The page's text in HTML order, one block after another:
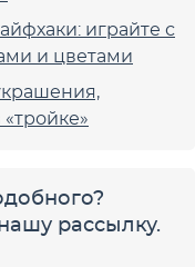
играйте с
и цветами
рассылку.